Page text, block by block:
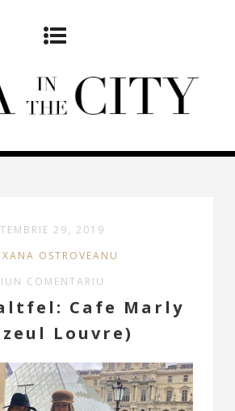
29, 2019
OSTROVEANU
COMENTARIU
Cafe Marly
Louvre)